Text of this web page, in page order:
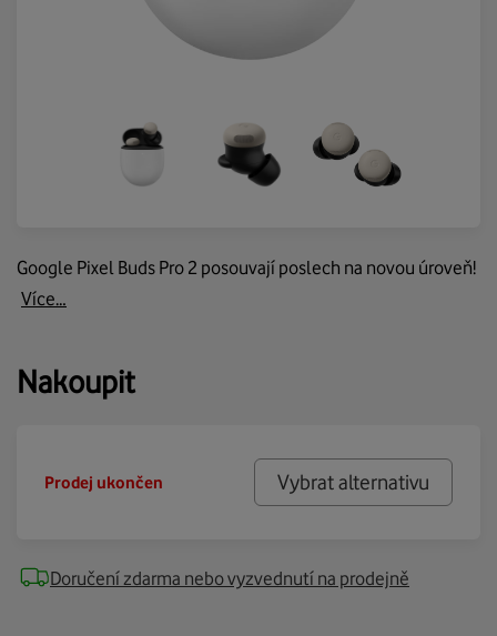
Google Pixel Buds Pro 2 posouvají poslech na novou úroveň!
Více…
Nakoupit
Prodej ukončen Vybrat alternativu
Doručení zdarma nebo vyzvednutí na prodejně